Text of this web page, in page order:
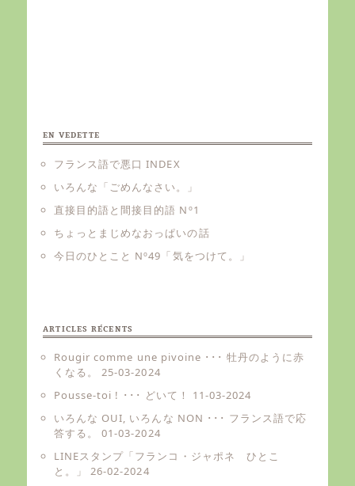
EN VEDETTE
フランス語で悪口 INDEX
いろんな「ごめんなさい。」
直接目的語と間接目的語 Nº1
ちょっとまじめなおっぱいの話
今日のひとこと Nº49「気をつけて。」
ARTICLES RÉCENTS
Rougir comme une pivoine ･･･ 牡丹のように赤
くなる。
25-03-2024
Pousse-toi ! ･･･ どいて！
11-03-2024
いろんな OUI, いろんな NON ･･･ フランス語で応
答する。
01-03-2024
LINEスタンプ「フランコ・ジャポネ ひとこ
と。」
26-02-2024